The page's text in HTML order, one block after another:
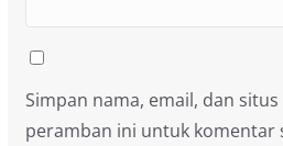
Simpan nama, email, dan
peramban ini untuk komentar